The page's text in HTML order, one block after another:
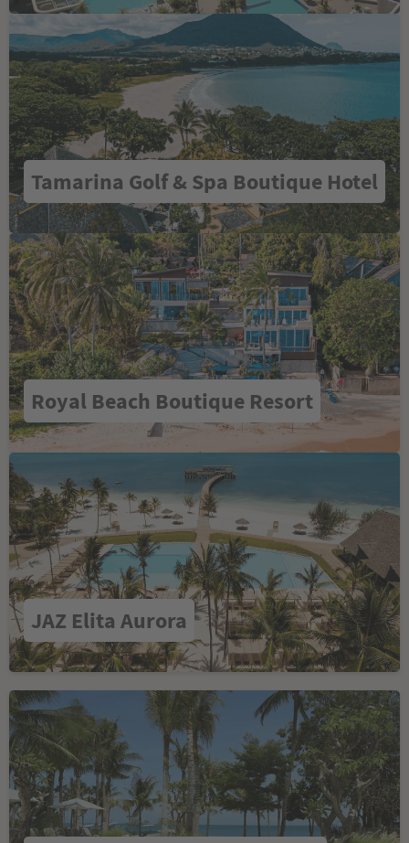
Tamarina Golf & Spa Boutique Hotel
Royal Beach Boutique Resort
JAZ Elita Aurora